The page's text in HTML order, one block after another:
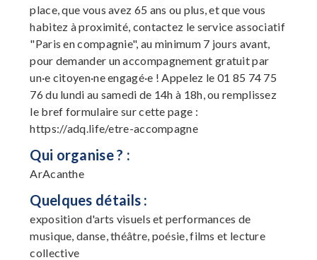
place, que vous avez 65 ans ou plus, et que vous
habitez à proximité, contactez le service associatif
"Paris en compagnie", au minimum 7 jours avant,
pour demander un accompagnement gratuit par
un·e citoyen·ne engagé·e ! Appelez le 01 85 74 75
76 du lundi au samedi de 14h à 18h, ou remplissez
le bref formulaire sur cette page :
https://adq.life/etre-accompagne
Qui organise ? :
ArAcanthe
Quelques détails :
exposition d'arts visuels et performances de
musique, danse, théâtre, poésie, films et lecture
collective